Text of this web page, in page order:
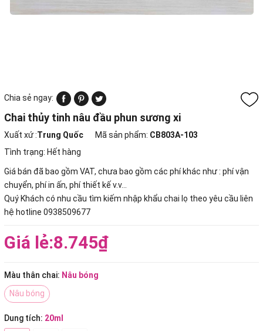
Chia sẻ ngay:
Chai thủy tinh nâu đầu phun sương xi
Xuất xứ :Trung Quốc Mã sản phẩm: CB803A-103
Tình trạng: Hết hàng
Giá bán đã bao gồm VAT, chưa bao gồm các phí khác như : phí vận
chuyển, phí in ấn, phí thiết kế v.v...
Quý Khách có nhu cầu tìm kiếm nhập khẩu chai lọ theo yêu cầu liên
hệ hotline 0938509677
Giá lẻ:8.745₫
Màu thân chai: Nâu bóng
Nâu bóng
Dung tích: 20ml